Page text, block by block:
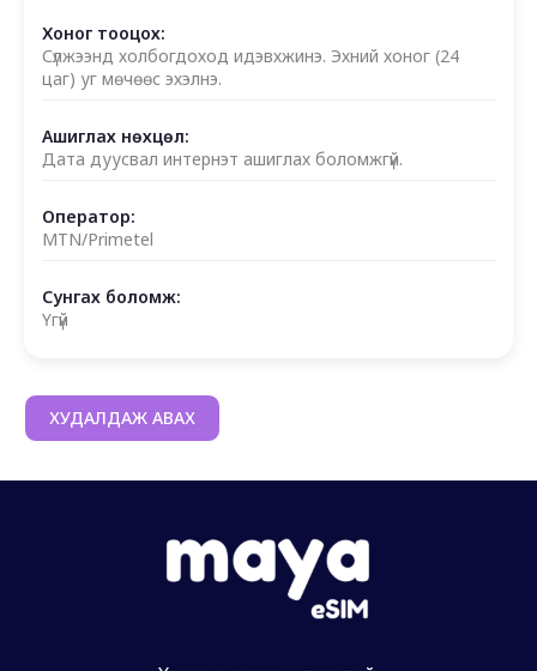
Хоног тооцох:
Сүлжээнд холбогдоход идэвхжинэ. Эхний хоног (24
цаг) уг мөчөөс эхэлнэ.
Ашиглах нөхцөл:
Дата дуусвал интернэт ашиглах боломжгүй.
Оператор:
MTN/Primetel
Сунгах боломж:
Үгүй
ХУДАЛДАЖ АВАХ